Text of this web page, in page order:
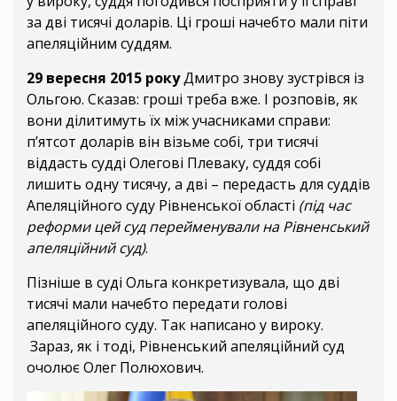
за дві тисячі доларів. Ці гроші начебто мали піти
апеляційним суддям.
29 вересня 2015 рокуДмитро знову зустрівся із
Ольгою. Сказав: гроші треба вже. І розповів, як
вони ділитимуть їх між учасниками справи:
п’ятсот доларів він візьме собі, три тисячі
віддасть судді Олегові Плеваку, суддя собі
лишить одну тисячу, а дві – передасть для суддів
Апеляційного суду Рівненської області (під час
реформи цей суд перейменували на Рівненський
апеляційний суд).
Пізніше в суді Ольга конкретизувала, що дві
тисячі мали начебто передати голові
апеляційного суду. Так написано у вироку.
Зараз, як і тоді, Рівненський апеляційний суд
очолює Олег Полюхович.